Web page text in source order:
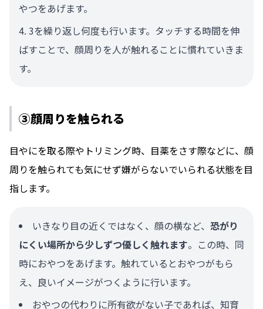
やつをあげます。
3を繰り返し何度も行います。タッチする時間を伸
ばすことで、顔周りを人が触れることに慣れていきま
す。
③顔周りを触られる
目やにを取る際やトリミング時、目薬をさす際などに、顔
周りを触られても気にせず嫌がらないでいられる状態を目
指します。
いきなり目の近くではなく、顔の横など、 恐がり
にくい場所から少しずつ優しく触れます。この時、同
時におやつをあげます。触れているとおやつがもら
え、良いイメージがつくように行います。
おやつの代わりに所有欲がない子であれば、知育